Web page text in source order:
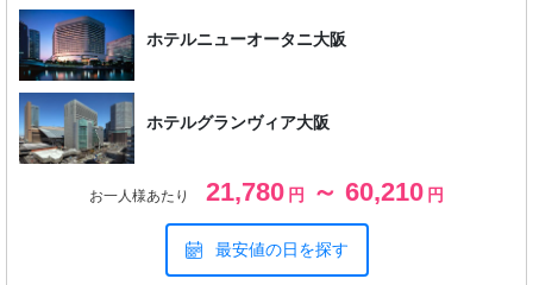
ホテルニューオータニ大阪
ホテルグランヴィア大阪
お一人様あたり 21,780 円 ～ 60,210 円
最安値の日を探す